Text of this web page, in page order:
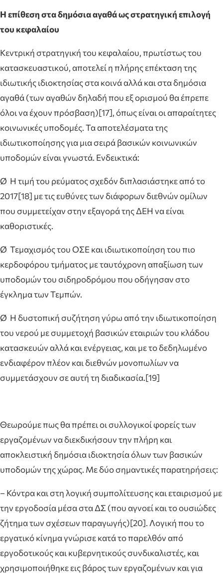
Η επίθεση στα δημόσια αγαθά ως στρατηγική επιλογή
του κεφαλαίου
Κεντρική στρατηγική του κεφαλαίου, πρωτίστως του
κατασκευαστικού, αποτελεί η πλήρης επέκταση της
ιδιωτικής ιδιοκτησίας στα κοινά αλλά και στα δημόσια
αγαθά (των αγαθών δηλαδή που εξ ορισμού θα έπρεπε
όλοι να έχουν πρόσβαση)[17], όπως είναι οι απαραίτητες
κοινωνικές υποδομές. Τα αποτελέσματα της
ιδιωτικοποίησης για μια σειρά βασικών κοινωνικών
υποδομών είναι γνωστά. Ενδεικτικά:
Ø Η τιμή του ρεύματος σχεδόν διπλασιάστηκε από το
2017[18] με τις ευθύνες των διάφορων διεθνών ομίλων
που συμμετείχαν στην εξαγορά της ΔΕΗ να είναι
καθοριστικές.
Ø Τεμαχισμός του ΟΣΕ και ιδιωτικοποίηση του πιο
κερδοφόρου τμήματος με ταυτόχρονη απαξίωση των
υποδομών του σιδηροδρόμου που οδήγησαν στο
έγκλημα των Τεμπών.
Ø Η δυστοπική συζήτηση γύρω από την ιδιωτικοποίηση
του νερού με συμμετοχή βασικών εταιριών του κλάδου
κατασκευών αλλά και ενέργειας, και με το δεδηλωμένο
ενδιαφέρον πλέον και διεθνών μονοπωλίων να
συμμετάσχουν σε αυτή τη διαδικασία.[19]
Θεωρούμε πως θα πρέπει οι συλλογικοί φορείς των
εργαζομένων να διεκδικήσουν την πλήρη και
αποκλειστική δημόσια ιδιοκτησία όλων των βασικών
υποδομών της χώρας. Με δύο σημαντικές παρατηρήσεις:
– Κόντρα και στη λογική συμπολίτευσης και εταιρισμού με
την εργοδοσία μέσα στα ΔΣ (που αγνοεί και το ουσιώδες
ζήτημα των σχέσεων παραγωγής)[20]. Λογική που το
εργατικό κίνημα γνώρισε κατά το παρελθόν από
εργοδοτικούς και κυβερνητικούς συνδικαλιστές, και
χρησιμοποιήθηκε εις βάρος των εργαζομένων και για